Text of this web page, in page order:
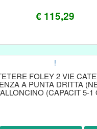
€ 115,29
!
FOLEY 2 VIE
A PUNTA DRITTA
(CAPACIT 5-1